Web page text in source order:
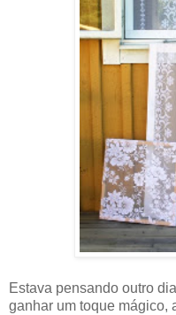
Estava pensando outro
ganhar um toque mágico,